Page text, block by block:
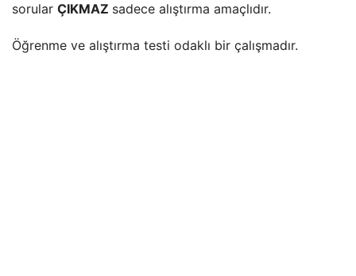
sorular ÇIKMAZ sadece alıştırma amaçlıdır.
Öğrenme ve alıştırma testi odaklı bir çalışmadır.